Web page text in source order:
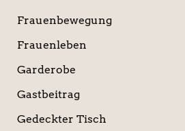
Frauenbewegung
Frauenleben
Garderobe
Gastbeitrag
Gedeckter Tisch